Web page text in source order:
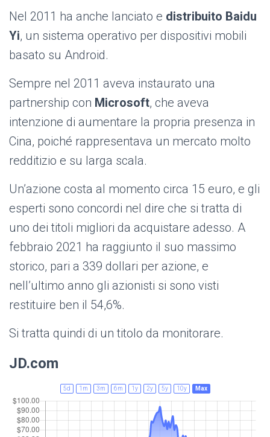
Nel 2011 ha anche lanciato e distribuito Baidu
Yi, un sistema operativo per dispositivi mobili
basato su Android.
Sempre nel 2011 aveva instaurato una
partnership con Microsoft, che aveva
intenzione di aumentare la propria presenza in
Cina, poiché rappresentava un mercato molto
redditizio e su larga scala.
Un’azione costa al momento circa 15 euro, e gli
esperti sono concordi nel dire che si tratta di
uno dei titoli migliori da acquistare adesso. A
febbraio 2021 ha raggiunto il suo massimo
storico, pari a 339 dollari per azione, e
nell’ultimo anno gli azionisti si sono visti
restituire ben il 54,6%.
Si tratta quindi di un titolo da monitorare.
JD.com
5d 1m 3m 6m 1y 2y 5y 10y Max